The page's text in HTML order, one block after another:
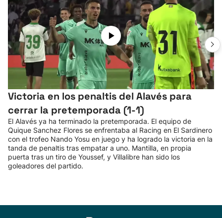
Victoria en los penaltis del Alavés para
cerrar la pretemporada (1-1)
El Alavés ya ha terminado la pretemporada. El equipo de
Quique Sanchez Flores se enfrentaba al Racing en El Sardinero
con el trofeo Nando Yosu en juego y ha logrado la victoria en la
tanda de penaltis tras empatar a uno. Mantilla, en propia
puerta tras un tiro de Youssef, y Villalibre han sido los
goleadores del partido.